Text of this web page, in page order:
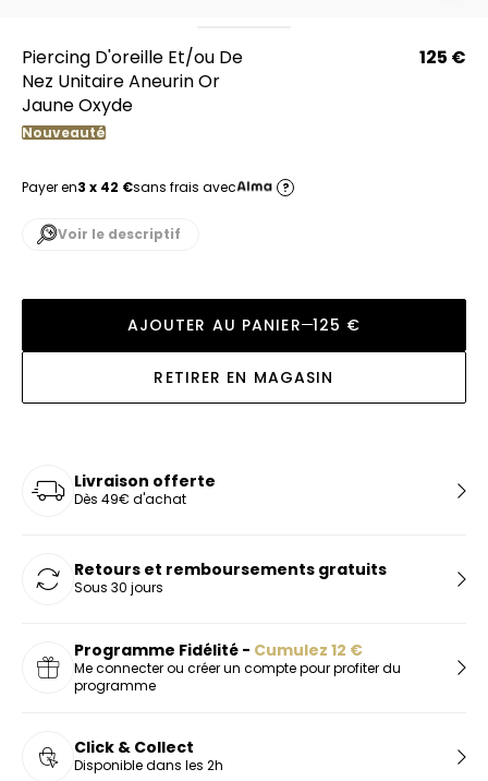
Piercing D'oreille Et/ou De
Nez Unitaire Aneurin Or
Jaune Oxyde
125 €
Nouveauté
Payer en3 x 42 €sans frais avec ?
Voir le descriptif
AJOUTER AU PANIER 125 €
RETIRER EN MAGASIN
Livraison offerte
Dès 49€ d'achat
Retours et remboursements gratuits
Sous 30 jours
Programme Fidélité - Cumulez 12 €
Me connecter ou créer un compte pour profiter du
programme
Click & Collect
Disponible dans les 2h